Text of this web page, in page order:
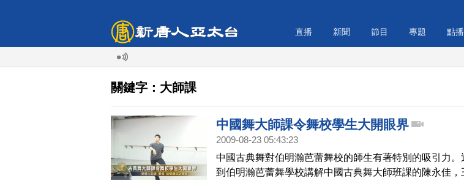
直播 新聞 節目 專題 點播
關鍵字：大師課
中國舞大師課令舞校學生大開眼界
2009-08-23 05:43:23
中國古典舞對伯明瀚芭蕾舞校的師生有著特別的吸引力。
到伯明瀚芭蕾舞學校講解中國古典舞大師班課的陳永佳，